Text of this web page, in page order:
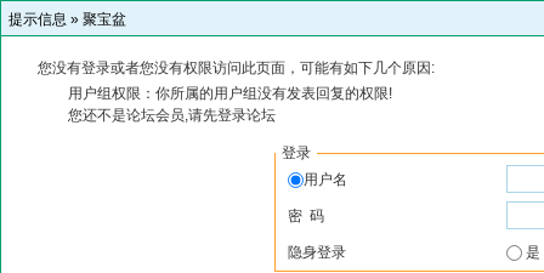
提示信息 » 聚宝盆
您没有登录或者您没有权限访问此页面，可能有如下几个原因:
用户组权限：你所属的用户组没有发表回复的权限!
您还不是论坛会员,请先登录论坛
登录
用户名
密 码
隐身登录